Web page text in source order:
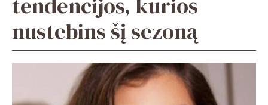
nustebins šį sezoną